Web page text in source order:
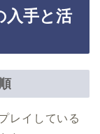
入手と活
レイしている